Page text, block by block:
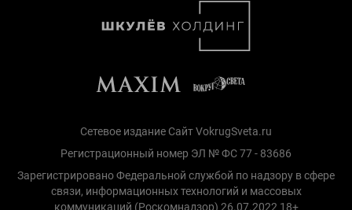
Сетевое издание Сайт VokrugSveta.ru
Регистрационный номер ЭЛ № ФС 77 - 83686
Зарегистрировано Федеральной службой по надзору в сфере
связи, информационных технологий и массовых
коммуникаций (Роскомнадзор) 26.07.2022 18+